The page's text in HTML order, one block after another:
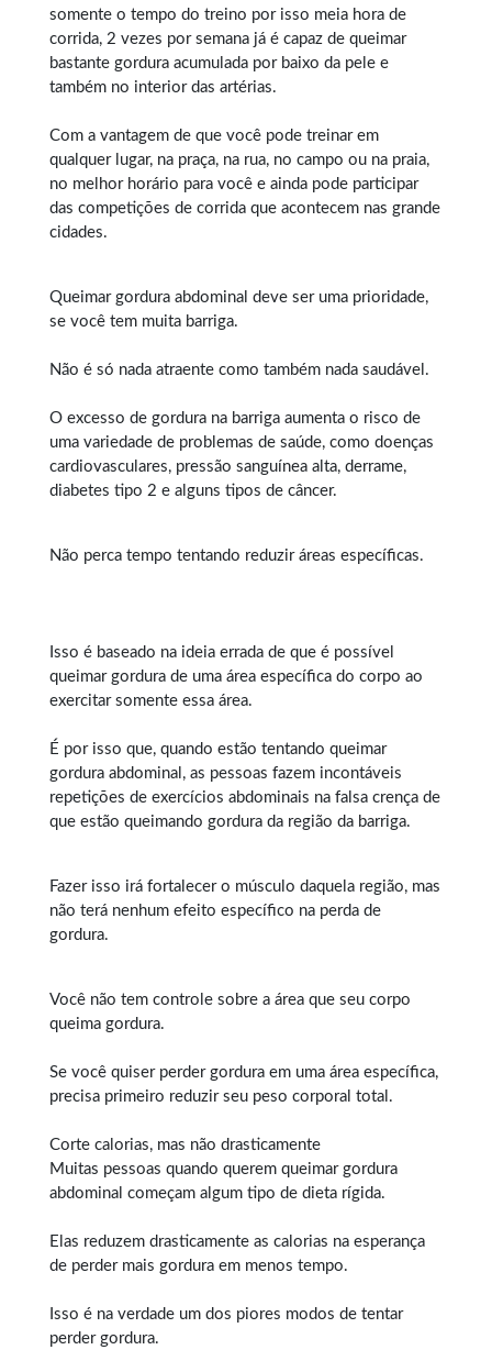
somente o tempo do treino por isso meia hora de
corrida, 2 vezes por semana já é capaz de queimar
bastante gordura acumulada por baixo da pele e
também no interior das artérias.
Com a vantagem de que você pode treinar em
qualquer lugar, na praça, na rua, no campo ou na praia,
no melhor horário para você e ainda pode participar
das competições de corrida que acontecem nas grande
cidades.
Queimar gordura abdominal deve ser uma prioridade,
se você tem muita barriga.
Não é só nada atraente como também nada saudável.
O excesso de gordura na barriga aumenta o risco de
uma variedade de problemas de saúde, como doenças
cardiovasculares, pressão sanguínea alta, derrame,
diabetes tipo 2 e alguns tipos de câncer.
Não perca tempo tentando reduzir áreas específicas.
Isso é baseado na ideia errada de que é possível
queimar gordura de uma área específica do corpo ao
exercitar somente essa área.
É por isso que, quando estão tentando queimar
gordura abdominal, as pessoas fazem incontáveis
repetições de exercícios abdominais na falsa crença de
que estão queimando gordura da região da barriga.
Fazer isso irá fortalecer o músculo daquela região, mas
não terá nenhum efeito específico na perda de
gordura.
Você não tem controle sobre a área que seu corpo
queima gordura.
Se você quiser perder gordura em uma área específica,
precisa primeiro reduzir seu peso corporal total.
Corte calorias, mas não drasticamente
Muitas pessoas quando querem queimar gordura
abdominal começam algum tipo de dieta rígida.
Elas reduzem drasticamente as calorias na esperança
de perder mais gordura em menos tempo.
Isso é na verdade um dos piores modos de tentar
perder gordura.